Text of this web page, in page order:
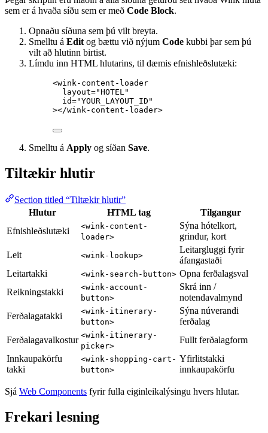
sem er á hvaða síðu sem er með Code Block.
Opnaðu síðuna sem þú vilt breyta.
Smelltu á Edit og bættu við nýjum Code kubbi þar sem þú
vilt að hlutinn birtist.
Límdu inn HTML hlutarins, til dæmis efnishleðslutæki:
<wink-content-loader
layout="HOTEL"
id="YOUR_LAYOUT_ID "
></wink-content-loader>
Smelltu á Apply og síðan Save.
Tiltækir hlutir
Section titled “Tiltækir hlutir”
Hlutur
HTML tag
Tilgangur
Efnishleðslutæki
<wink-content-
loader>
Sýna hótelkort,
grindur, kort
Leit
<wink-lookup>
Leitargluggi fyrir
áfangastaði
Leitartakki
<wink-search-button> Opna ferðalagsval
Reikningstakki
<wink-account-
button>
Skrá inn /
notendavalmynd
Ferðalagatakki
<wink-itinerary-
button>
Sýna núverandi
ferðalag
Ferðalagavalkostur <wink-itinerary-
picker>
Fullt ferðalagform
Innkaupakörfu
takki
<wink-shopping-cart-
button>
Yfirlitstakki
innkaupakörfu
Sjá Web Components fyrir fulla eiginleikalýsingu hvers hlutar.
Frekari lesning